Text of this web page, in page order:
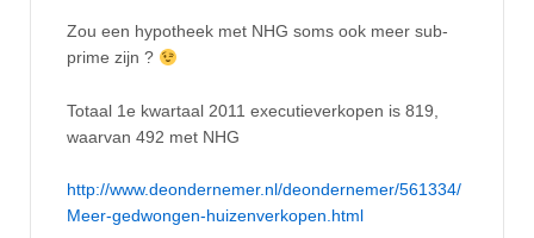
Zou een hypotheek met NHG soms ook meer sub-
prime zijn ?
Totaal 1e kwartaal 2011 executieverkopen is 819,
waarvan 492 met NHG
http://www.deondernemer.nl/deondernemer/561334/
Meer-gedwongen-huizenverkopen.html